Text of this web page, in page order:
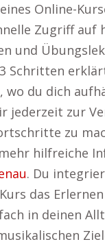
Online-
Zugriff auf
und
Schritten
wo du dich
jederzeit zur
zu
hilfreiche
. Du
das Erlernen
in deinen